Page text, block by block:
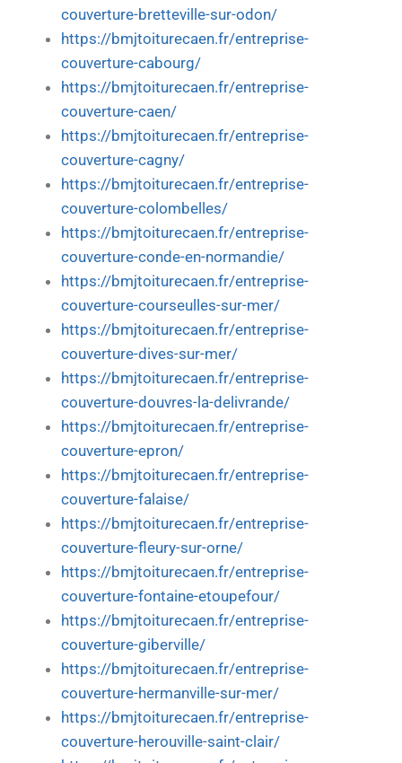
couverture-bretteville-sur-odon/
https://bmjtoiturecaen.fr/entreprise-
couverture-cabourg/
https://bmjtoiturecaen.fr/entreprise-
couverture-caen/
https://bmjtoiturecaen.fr/entreprise-
couverture-cagny/
https://bmjtoiturecaen.fr/entreprise-
couverture-colombelles/
https://bmjtoiturecaen.fr/entreprise-
couverture-conde-en-normandie/
https://bmjtoiturecaen.fr/entreprise-
couverture-courseulles-sur-mer/
https://bmjtoiturecaen.fr/entreprise-
couverture-dives-sur-mer/
https://bmjtoiturecaen.fr/entreprise-
couverture-douvres-la-delivrande/
https://bmjtoiturecaen.fr/entreprise-
couverture-epron/
https://bmjtoiturecaen.fr/entreprise-
couverture-falaise/
https://bmjtoiturecaen.fr/entreprise-
couverture-fleury-sur-orne/
https://bmjtoiturecaen.fr/entreprise-
couverture-fontaine-etoupefour/
https://bmjtoiturecaen.fr/entreprise-
couverture-giberville/
https://bmjtoiturecaen.fr/entreprise-
couverture-hermanville-sur-mer/
https://bmjtoiturecaen.fr/entreprise-
couverture-herouville-saint-clair/